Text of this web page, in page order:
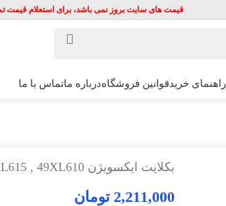
قیمت های سایت بروز نمی باشد، برای استعلام قیمت
راهنمای خریدقوانین فروشگاهدرباره ماتماس با ما
بکلایت ایکسویژن 49XL615 , 49XL610
2,211,000 تومان